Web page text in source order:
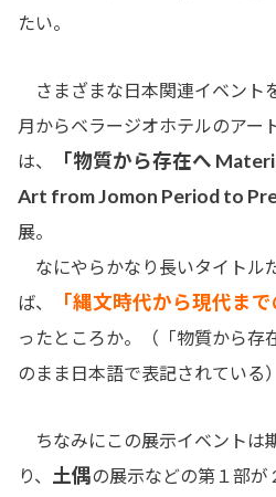
たい。
さまざまな日本関連イベント
月からベラージオホテルのアー
は、
「物質から存在へ
Art from Jomon Period to
展。
なにやらかなり長いタイトル
ば、
「縄文時代から現代ま
ったところか。（「物質から存
のまま日本語で表記されている）
ちなみにこの展示イベントは
り、 土偶の展示などの第１部